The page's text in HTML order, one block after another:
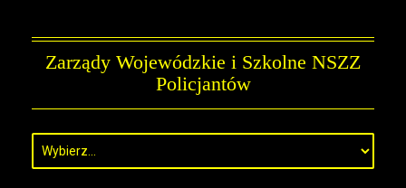
Zarządy Wojewódzkie i Szkolne NSZZ
Policjantów